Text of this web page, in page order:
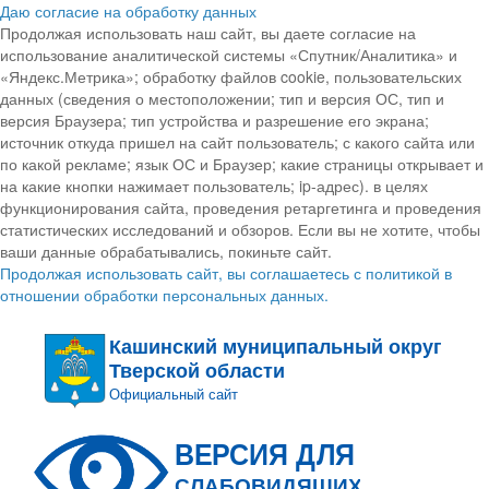
Даю согласие на обработку данных
Продолжая использовать наш сайт, вы даете согласие на
использование аналитической системы «Спутник/Аналитика» и
«Яндекс.Метрика»; обработку файлов cookie, пользовательских
данных (сведения о местоположении; тип и версия ОС, тип и
версия Браузера; тип устройства и разрешение его экрана;
источник откуда пришел на сайт пользователь; с какого сайта или
по какой рекламе; язык ОС и Браузер; какие страницы открывает и
на какие кнопки нажимает пользователь; ip-адрес). в целях
функционирования сайта, проведения ретаргетинга и проведения
статистических исследований и обзоров. Если вы не хотите, чтобы
ваши данные обрабатывались, покиньте сайт.
Продолжая использовать сайт, вы соглашаетесь с политикой в
отношении обработки персональных данных.